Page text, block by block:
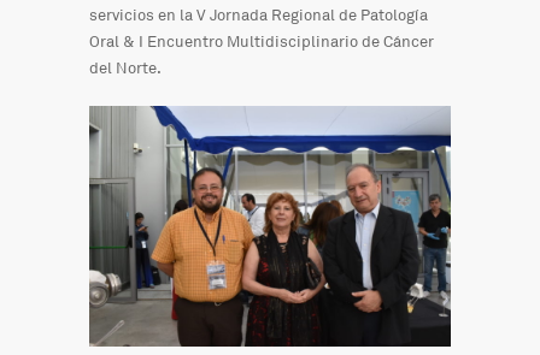
servicios en la V Jornada Regional de Patología
Oral & I Encuentro Multidisciplinario de Cáncer
del Norte.